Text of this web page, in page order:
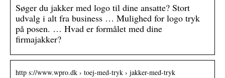
Søger du jakker med logo til dine ansatte? Stort
udvalg i alt fra business … Mulighed for logo tryk
på posen. … Hvad er formålet med dine
firmajakker?
http s://www.wpro.dk › toej-med-tryk › jakker-med-tryk